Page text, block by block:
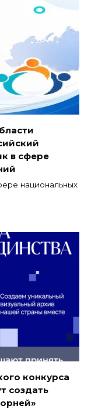
в сфере
национальных
конкурса
создать